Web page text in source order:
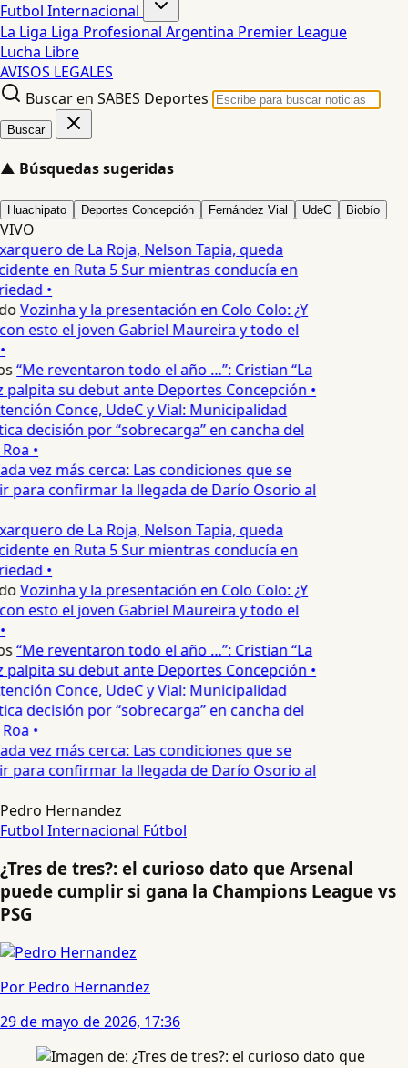
Futbol Internacional
La Liga Liga Profesional Argentina Premier League
Lucha Libre
AVISOS LEGALES
Buscar en SABES Deportes
Buscar
▲ Búsquedas sugeridas
Huachipato Deportes Concepción Fernández Vial UdeC Biobío
VIVO
de La Roja, Nelson Tapia, queda
en Ruta 5 Sur mientras conducía en
•
Vozinha y la presentación en Colo Colo: ¿Y
esto el joven Gabriel Maureira y todo el
“Me reventaron todo el año …”: Cristian “La
palpita su debut ante Deportes Concepción •
Conce, UdeC y Vial: Municipalidad
decisión por “sobrecarga” en cancha del
•
vez más cerca: Las condiciones que se
para confirmar la llegada de Darío Osorio al
de La Roja, Nelson Tapia, queda
en Ruta 5 Sur mientras conducía en
•
Vozinha y la presentación en Colo Colo: ¿Y
esto el joven Gabriel Maureira y todo el
“Me reventaron todo el año …”: Cristian “La
palpita su debut ante Deportes Concepción •
Conce, UdeC y Vial: Municipalidad
decisión por “sobrecarga” en cancha del
•
vez más cerca: Las condiciones que se
para confirmar la llegada de Darío Osorio al
Pedro Hernandez
Futbol Internacional Fútbol
¿Tres de tres?: el curioso dato que Arsenal
puede cumplir si gana la Champions League vs
PSG
Por Pedro Hernandez
29 de mayo de 2026, 17:36